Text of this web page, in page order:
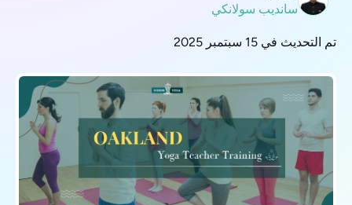
سانديب سولانكي
تم التحديث في 15 سبتمبر 2025